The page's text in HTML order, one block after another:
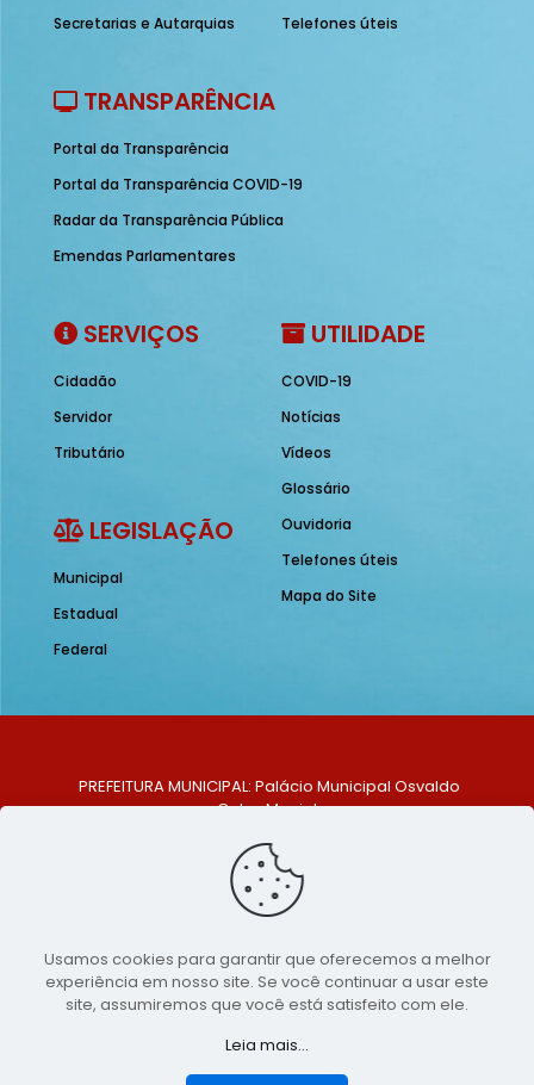
Secretarias e Autarquias
Telefones úteis
TRANSPARÊNCIA
Portal da Transparência
Portal da Transparência COVID-19
Radar da Transparência Pública
Emendas Parlamentares
SERVIÇOS
Cidadão
Servidor
Tributário
LEGISLAÇÃO
Municipal
Estadual
Federal
UTILIDADE
COVID-19
Notícias
Vídeos
Glossário
Ouvidoria
Telefones úteis
Mapa do Site
PREFEITURA MUNICIPAL: Palácio Municipal Osvaldo
Celso Maciel
Centro, São Bento do Una - PE. CEP: 553370-128
TELEFONE: (81) 99548-1569
E-MAIL: ouvidoria@saobentodouna.pe.gov.br
Copyright 2021-2026 - Assessoria de Comunicação da
Prefeitura de São Bento do Una - PE
Usamos cookies para garantir que oferecemos a melhor
experiência em nosso site. Se você continuar a usar este
site, assumiremos que você está satisfeito com ele.
Leia mais...